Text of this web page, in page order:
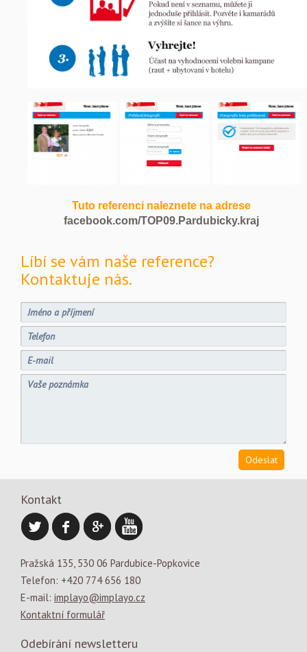
Tuto referenci naleznete na adrese
facebook.com/TOP09.Pardubicky.kraj
Líbí se vám naše reference?
Kontaktuje nás.
Kontakt
Pražská 135, 530 06 Pardubice-Popkovice
Telefon: +420 774 656 180
E-mail: implayo@implayo.cz
Kontaktní formulář
Odebírání newsletteru